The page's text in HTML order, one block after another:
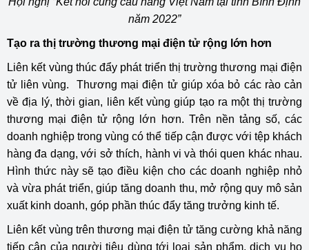
năm 2022”
Tạo ra thị trường thương mại điện tử rộng lớn hơn
Liên kết vùng thúc đẩy phát triển thị trường thương mại điện
tử liên vùng. Thương mại điện tử giúp xóa bỏ các rào cản
về địa lý, thời gian, liên kết vùng giúp tạo ra một thị trường
thương mại điện tử rộng lớn hơn. Trên nền tảng số, các
doanh nghiệp trong vùng có thể tiếp cận được với tệp khách
hàng đa dạng, với sở thích, hành vi và thói quen khác nhau.
Hình thức này sẽ tạo điều kiện cho các doanh nghiệp nhỏ
và vừa phát triển, giúp tăng doanh thu, mở rộng quy mô sản
xuất kinh doanh, góp phần thúc đẩy tăng trưởng kinh tế.
Liên kết vùng trên thương mại điện tử tăng cường khả năng
tiếp cận của người tiêu dùng tới loại sản phẩm, dịch vụ họ